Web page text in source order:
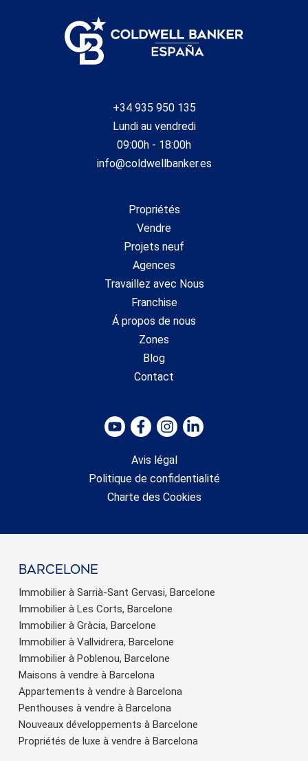
+34 935 950 135
Lundi au vendredi
09:00h - 18:00h
info@coldwellbanker.es
Propriétés
Vendre
Projets neuf
Agences
Travaillez avec Nous
Franchise
Á propos de nous
Zones
Blog
Contact
Avis légal
Politique de confidentialité
Charte des Cookies
barcelone
Immobilier à Sarrià-Sant Gervasi, Barcelone
Immobilier à Les Corts, Barcelone
Immobilier à Gràcia, Barcelone
Immobilier à Vallvidrera, Barcelone
Immobilier à Poblenou, Barcelone
Maisons à vendre à Barcelona
Appartements à vendre à Barcelona
Penthouses à vendre à Barcelona
Nouveaux développements à Barcelone
Propriétés de luxe à vendre à Barcelona